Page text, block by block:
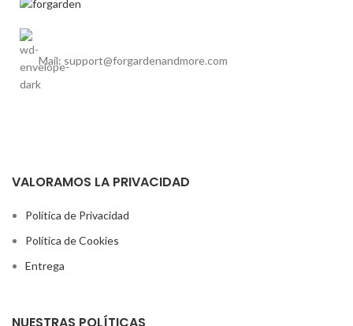
Mail: support@forgardenandmore.com
VALORAMOS LA PRIVACIDAD
Política de Privacidad
Política de Cookies
Entrega